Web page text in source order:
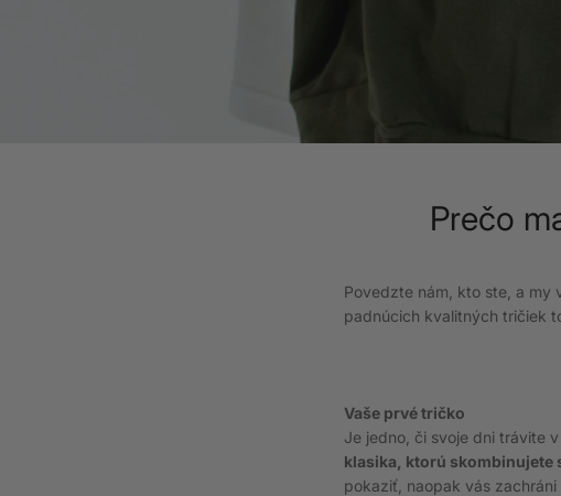
Prečo
Povedzte nám, kto ste, a my
padnúcich kvalitných tričiek
Vaše prvé tričko
Je jedno, či svoje dni trávite
klasika, ktorú skombinujete
pokaziť, naopak vás